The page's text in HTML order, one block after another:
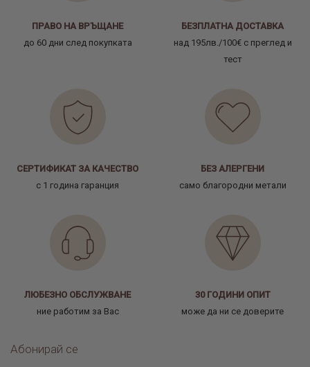
ПРАВО НА ВРЪЩАНЕ
до 60 дни след покупката
БЕЗПЛАТНА ДОСТАВКА
над 195лв./100€ с преглед и
тест
СЕРТИФИКАТ ЗА КАЧЕСТВО
с 1 година гаранция
БЕЗ АЛЕРГЕНИ
само благородни метали
ЛЮБЕЗНО ОБСЛУЖВАНЕ
ние работим за Вас
30 ГОДИНИ ОПИТ
може да ни се доверите
Абонирай се